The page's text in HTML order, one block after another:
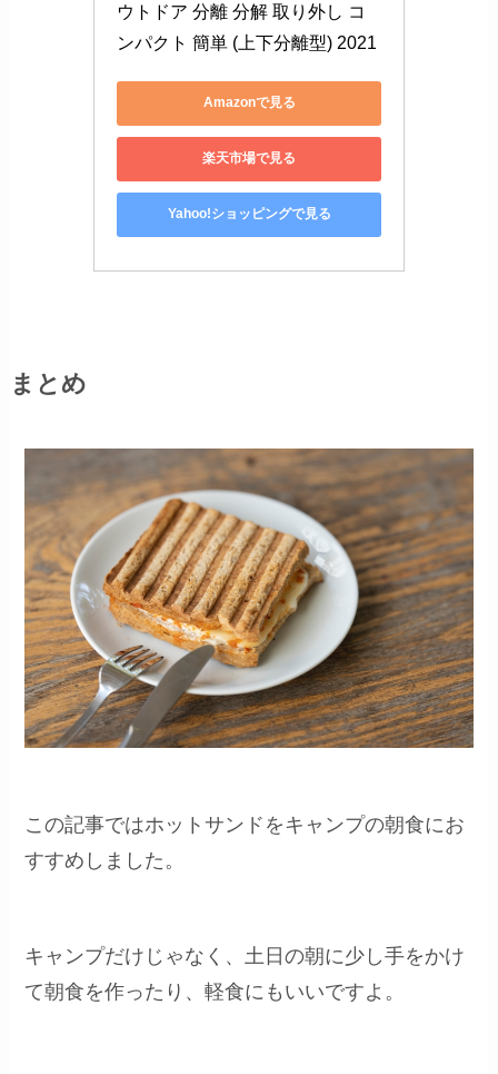
ウトドア 分離 分解 取り外し コ
ンパクト 簡単 (上下分離型) 2021
Amazonで見る
楽天市場で見る
Yahoo!ショッピングで見る
まとめ
この記事ではホットサンドをキャンプの朝食にお
すすめしました。
キャンプだけじゃなく、土日の朝に少し手をかけ
て朝食を作ったり、軽食にもいいですよ。